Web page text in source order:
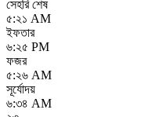
সেহরি শেষ
৫:২১ AM
ইফতার
৬:২৫ PM
ফজর
৫:২৬ AM
সূর্যোদয়
৬:৩৪ AM